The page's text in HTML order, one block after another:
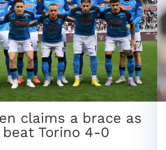
claims a brace as
beat Torino 4-0